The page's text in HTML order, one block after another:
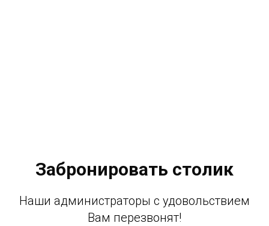
Забронировать столик
Наши администраторы с удовольствием
Вам перезвонят!